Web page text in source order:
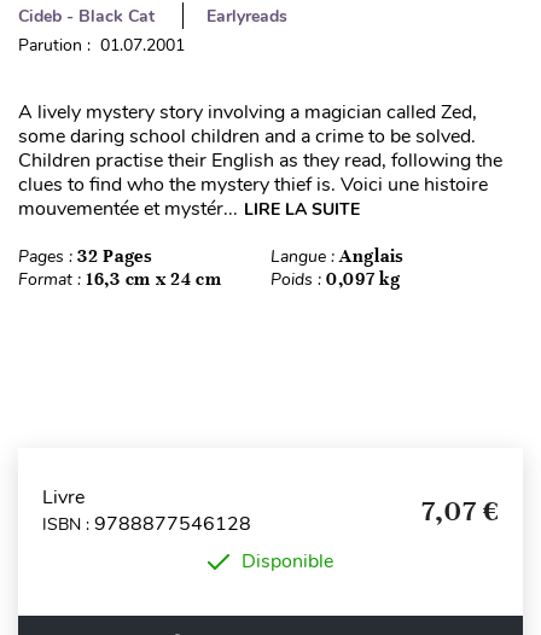
Cideb - Black Cat
Earlyreads
Parution : 01.07.2001
A lively mystery story involving a magician called Zed,
some daring school children and a crime to be solved.
Children practise their English as they read, following the
clues to find who the mystery thief is. Voici une histoire
mouvementée et mystér... LIRE LA SUITE
Pages : 32 Pages Langue :Anglais
Format : 16,3 cm x 24 cm Poids : 0,097 kg
Livre
ISBN : 9788877546128 7,07 €
Disponible